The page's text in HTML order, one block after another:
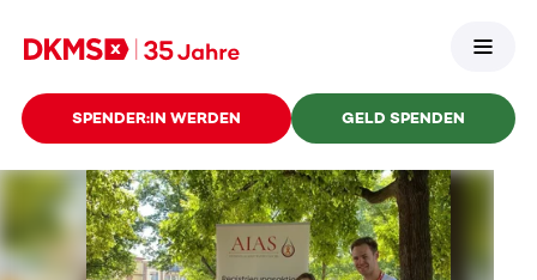
SPENDER:IN WERDEN GELD SPENDEN